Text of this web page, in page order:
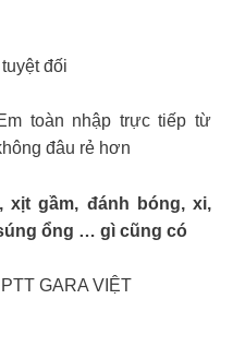
đối
toàn nhập trực tiếp từ
đâu rẻ hơn
xịt gầm, đánh bóng, xi,
ổng … gì cũng có
GARA VIỆT